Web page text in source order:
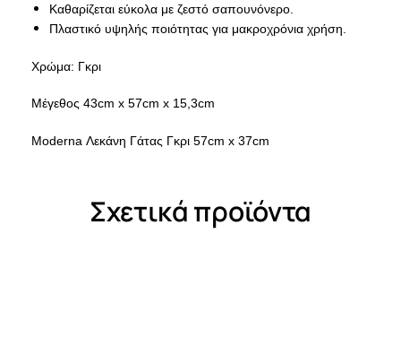
Καθαρίζεται εύκολα με ζεστό σαπουνόνερο.
Πλαστικό υψηλής ποιότητας για μακροχρόνια χρήση.
Χρώμα: Γκρι
Μέγεθος 43cm x 57cm x 15,3cm
Moderna Λεκάνη Γάτας Γκρι 57cm x 37cm
Σχετικά προϊόντα